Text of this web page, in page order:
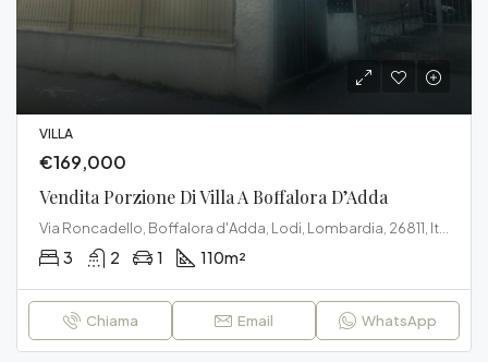
VILLA
€169,000
Vendita Porzione Di Villa A Boffalora D’Adda
3 2 1 110m²
Chiama Email WhatsApp